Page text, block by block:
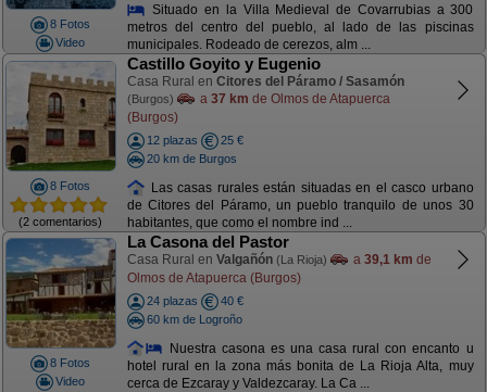
8 Fotos
Video
Situado en la Villa Medieval de Covarrubias a 300
metros del centro del pueblo, al lado de las piscinas
municipales. Rodeado de cerezos, alm ...
8 Fotos
(2 comentarios)
Castillo Goyito y Eugenio
Casa Rural en Citores del Páramo / Sasamón
(Burgos) a 37 km de Olmos de Atapuerca
(Burgos)
12 plazas
25 €
20 km de Burgos
Las casas rurales están situadas en el casco urbano
de Citores del Páramo, un pueblo tranquilo de unos 30
habitantes, que como el nombre ind ...
8 Fotos
Video
La Casona del Pastor
Casa Rural en Valgañón (La Rioja) a 39,1 km de
Olmos de Atapuerca (Burgos)
24 plazas
40 €
60 km de Logroño
Nuestra casona es una casa rural con encanto u
hotel rural en la zona más bonita de La Rioja Alta, muy
cerca de Ezcaray y Valdezcaray. La Ca ...